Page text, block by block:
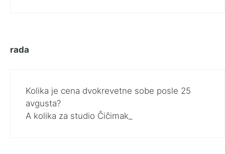
rada
Kolika je cena dvokrevetne sobe posle 25
avgusta?
A kolika za studio Čičimak_